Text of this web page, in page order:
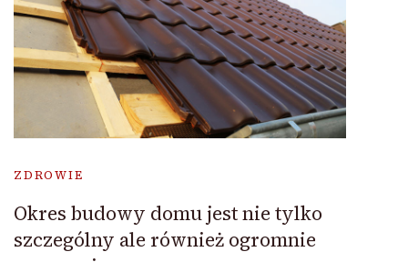
ZDROWIE
Okres budowy domu jest nie tylko
szczególny ale również ogromnie